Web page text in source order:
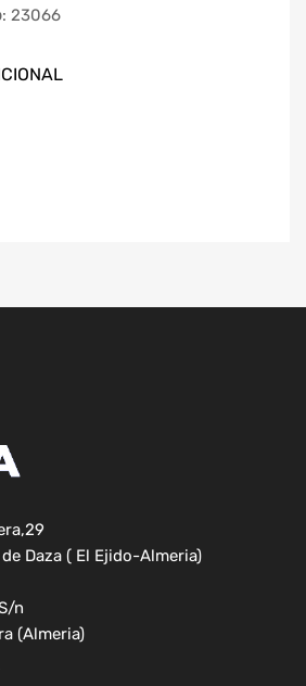
: 23066
Daza ( El Ejido-Almeria)
n
(Almeria)